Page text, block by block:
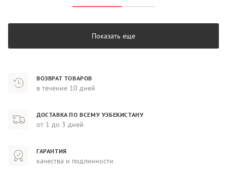
Показать еще
ВОЗВРАТ ТОВАРОВ
в течение 10 дней
ДОСТАВКА ПО ВСЕМУ УЗБЕКИСТАНУ
от 1 до 3 дней
ГАРАНТИЯ
качества и подлинности